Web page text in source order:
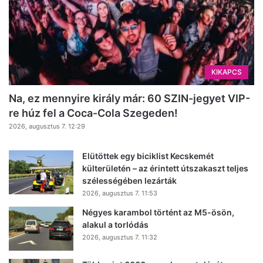
KIKAPCS
Na, ez mennyire király már: 60 SZIN-jegyet VIP-
re húz fel a Coca-Cola Szegeden!
2026, augusztus 7. 12:29
Elütöttek egy biciklist Kecskemét
külterületén – az érintett útszakaszt teljes
szélességében lezárták
2026, augusztus 7. 11:53
Négyes karambol történt az M5-ösön,
alakul a torlódás
2026, augusztus 7. 11:32